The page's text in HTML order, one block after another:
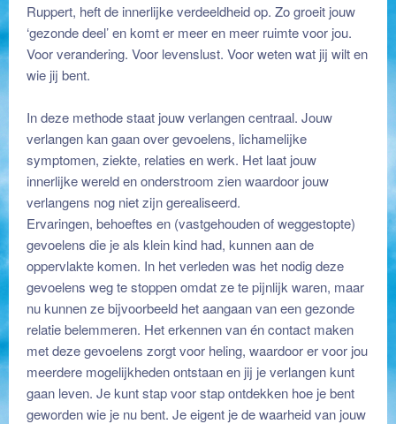
Ruppert, heft de innerlijke verdeeldheid op. Zo groeit jouw
‘gezonde deel’ en komt er meer en meer ruimte voor jou.
Voor verandering. Voor levenslust. Voor weten wat jij wilt en
wie jij bent.
In deze methode staat jouw verlangen centraal. Jouw
verlangen kan gaan over gevoelens, lichamelijke
symptomen, ziekte, relaties en werk. Het laat jouw
innerlijke wereld en onderstroom zien waardoor jouw
verlangens nog niet zijn gerealiseerd.
Ervaringen, behoeftes en (vastgehouden of weggestopte)
gevoelens die je als klein kind had, kunnen aan de
oppervlakte komen. In het verleden was het nodig deze
gevoelens weg te stoppen omdat ze te pijnlijk waren, maar
nu kunnen ze bijvoorbeeld het aangaan van een gezonde
relatie belemmeren. Het erkennen van én contact maken
met deze gevoelens zorgt voor heling, waardoor er voor jou
meerdere mogelijkheden ontstaan en jij je verlangen kunt
gaan leven. Je kunt stap voor stap ontdekken hoe je bent
geworden wie je nu bent. Je eigent je de waarheid van jouw